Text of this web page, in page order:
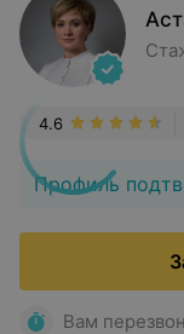
Профиль
4.6
Вам